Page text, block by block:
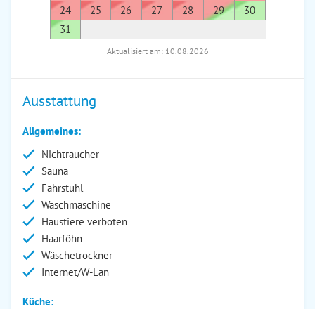
24
25 26 27 28 29
30
31
Aktualisiert am: 10.08.2026
Ausstattung
Allgemeines:
Nichtraucher
Sauna
Fahrstuhl
Waschmaschine
Haustiere verboten
Haarföhn
Wäschetrockner
Internet/W-Lan
Küche: